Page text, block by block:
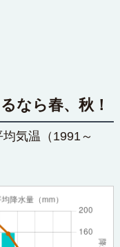
なら春、秋！
気温（1991～